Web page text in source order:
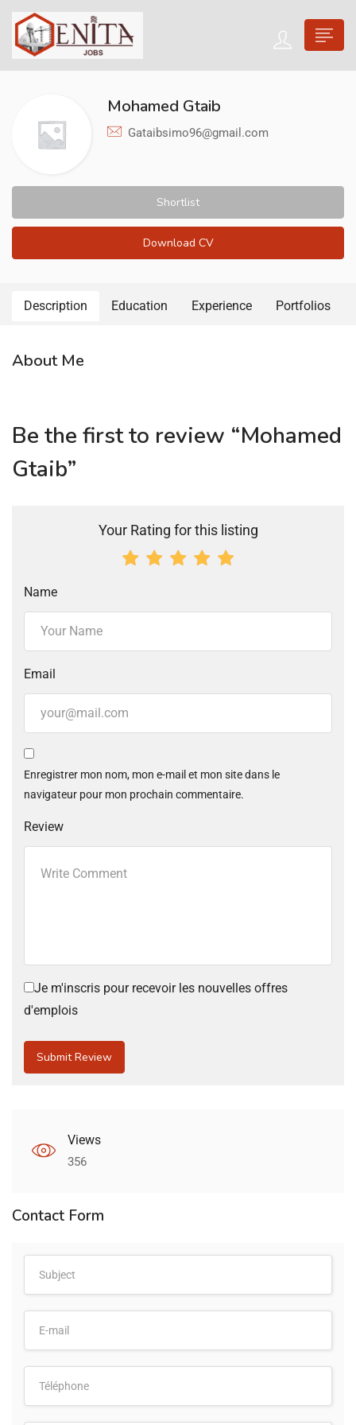
Mohamed Gtaib
Gataibsimo96@gmail.com
Shortlist
Download CV
Description Education Experience Portfolios
About Me
Be the first to review “Mohamed
Gtaib”
Your Rating for this listing
Name
Email
Enregistrer mon nom, mon e-mail et mon site dans le
navigateur pour mon prochain commentaire.
Review
Je m'inscris pour recevoir les nouvelles offres
d'emplois
Views
356
Contact Form